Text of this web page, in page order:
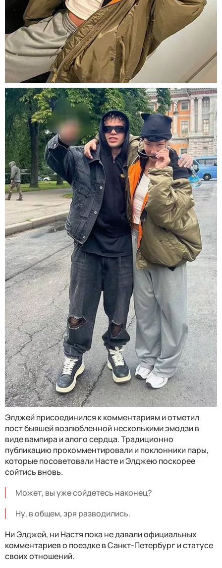
Элджей присоединился к комментариям и отметил
пост бывшей возлюбленной несколькими эмодзи в
виде вампира и алого сердца. Традиционно
публикацию прокомментировали и поклонники пары,
которые посоветовали Насте и Элджею поскорее
сойтись вновь.
Может, вы уже сойдетесь наконец?
Ну, в общем, зря разводились.
Ни Элджей, ни Настя пока не давали официальных
комментариев о поездке в Санкт-Петербург и статусе
своих отношений.